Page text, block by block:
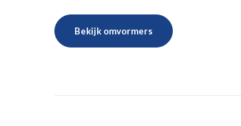
Bekijk omvormers